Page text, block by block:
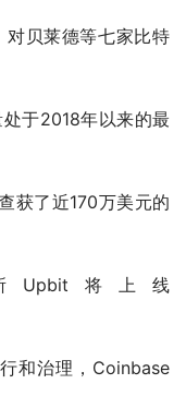
于2018年以来的最
获了近170万美元的
将上线
和治理，Coinbase